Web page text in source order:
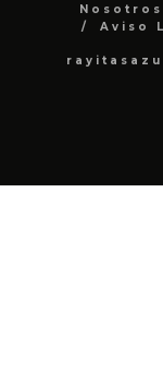
Nosotros
Aviso